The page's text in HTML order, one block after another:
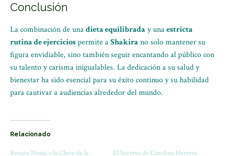
Conclusión
La combinación de unadieta equilibrada y unaestricta
rutina de ejerciciospermite aShakira no solo mantener su
figura envidiable, sino también seguir encantando al público con
su talento y carisma inigualables. La dedicación a su salud y
bienestar ha sido esencial para su éxito continuo y su habilidad
para cautivar a audiencias alrededor del mundo.
Relacionado
Renata Notni y la Clave de la El Secreto de Carolina Herrera